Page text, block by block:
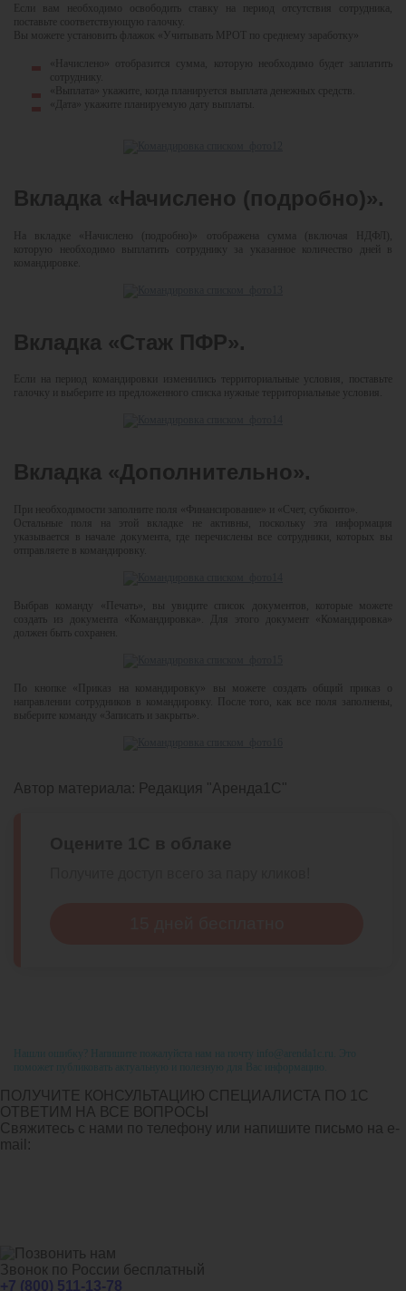
Если вам необходимо освободить ставку на период отсутствия сотрудника,
поставьте соответствующую галочку.
Вы можете установить флажок «Учитывать МРОТ по среднему заработку»
«Начислено» отобразится сумма, которую необходимо будет заплатить
сотруднику.
«Выплата» укажите, когда планируется выплата денежных средств.
«Дата» укажите планируемую дату выплаты.
Вкладка «Начислено (подробно)».
На вкладке «Начислено (подробно)» отображена сумма (включая НДФЛ),
которую необходимо выплатить сотруднику за указанное количество дней в
командировке.
Вкладка «Стаж ПФР».
Если на период командировки изменились территориальные условия, поставьте
галочку и выберите из предложенного списка нужные территориальные условия.
Вкладка «Дополнительно».
При необходимости заполните поля «Финансирование» и «Счет, субконто».
Остальные поля на этой вкладке не активны, поскольку эта информация
указывается в начале документа, где перечислены все сотрудники, которых вы
отправляете в командировку.
Выбрав команду «Печать», вы увидите список документов, которые можете
создать из документа «Командировка». Для этого документ «Командировка»
должен быть сохранен.
По кнопке «Приказ на командировку» вы можете создать общий приказ о
направлении сотрудников в командировку. После того, как все поля заполнены,
выберите команду «Записать и закрыть».
Автор материала: Редакция "Аренда1С"
Нашли ошибку? Напишите пожалуйста нам на почту info@arenda1c.ru. Это
поможет публиковать актуальную и полезную для Вас информацию.
ПОЛУЧИТЕ КОНСУЛЬТАЦИЮ СПЕЦИАЛИСТА ПО 1С
ОТВЕТИМ НА ВСЕ ВОПРОСЫ
Свяжитесь с нами по телефону или напишите письмо на e-
mail:
Звонок по России бесплатный
+7 (800) 511-13-78